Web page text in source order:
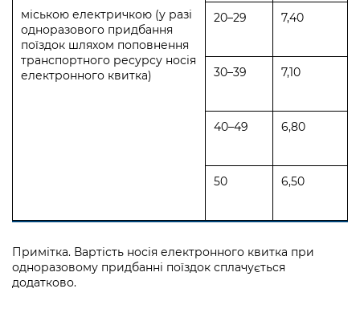
міською електричкою (у разі
одноразового придбання
поїздок шляхом поповнення
транспортного ресурсу носія
електронного квитка)
20–29 7,40
30–39 7,10
40–49 6,80
50 6,50
Примітка. Вартість носія електронного квитка при
одноразовому придбанні поїздок сплачується
додатково.